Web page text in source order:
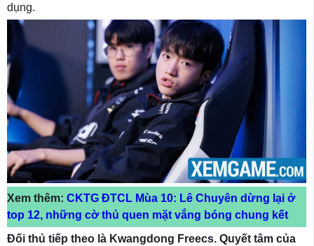
dụng.
Xem thêm: CKTG ĐTCL Mùa 10: Lê Chuyên dừng lại ở
top 12, những cờ thủ quen mặt vắng bóng chung kết
Đối thủ tiếp theo là Kwangdong Freecs. Quyết tâm của